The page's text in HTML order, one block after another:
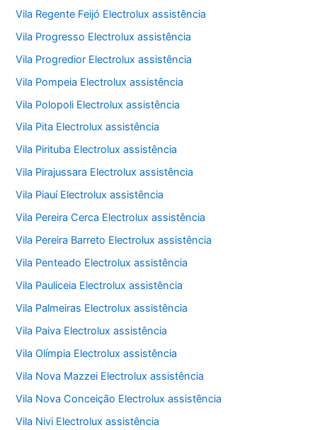
Vila Regente Feijó Electrolux assistência
Vila Progresso Electrolux assistência
Vila Progredior Electrolux assistência
Vila Pompeia Electrolux assistência
Vila Polopoli Electrolux assistência
Vila Pita Electrolux assistência
Vila Pirituba Electrolux assistência
Vila Pirajussara Electrolux assistência
Vila Piauí Electrolux assistência
Vila Pereira Cerca Electrolux assistência
Vila Pereira Barreto Electrolux assistência
Vila Penteado Electrolux assistência
Vila Pauliceia Electrolux assistência
Vila Palmeiras Electrolux assistência
Vila Paiva Electrolux assistência
Vila Olímpia Electrolux assistência
Vila Nova Mazzei Electrolux assistência
Vila Nova Conceição Electrolux assistência
Vila Nivi Electrolux assistência